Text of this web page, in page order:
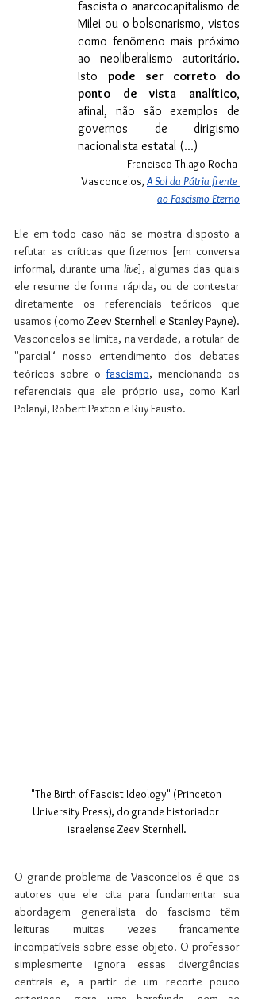
fascista o anarcocapitalismo de
Milei ou o bolsonarismo, vistos
como fenômeno mais próximo
ao neoliberalismo autoritário.
Isto pode ser correto do
ponto de vista analítico,
afinal, não são exemplos de
governos de dirigismo
nacionalista estatal (...)
Francisco Thiago Rocha
Vasconcelos, A Sol da Pátria frente
ao Fascismo Eterno
Ele em todo caso não se mostra disposto a
refutar as críticas que fizemos [em conversa
informal, durante uma live], algumas das quais
ele resume de forma rápida, ou de contestar
diretamente os referenciais teóricos que
usamos (como Zeev Sternhell e Stanley Payne).
Vasconcelos se limita, na verdade, a rotular de
"parcial" nosso entendimento dos debates
teóricos sobre o fascismo, mencionando os
referenciais que ele próprio usa, como Karl
Polanyi, Robert Paxton e Ruy Fausto.
"The Birth of Fascist Ideology" (Princeton
University Press), do grande historiador
israelense Zeev Sternhell.
O grande problema de Vasconcelos é que os
autores que ele cita para fundamentar sua
abordagem generalista do fascismo têm
leituras muitas vezes francamente
incompatíveis sobre esse objeto. O professor
simplesmente ignora essas divergências
centrais e, a partir de um recorte pouco